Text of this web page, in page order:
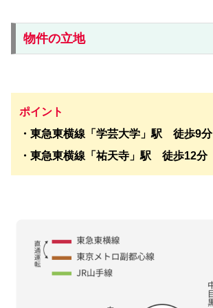
物件の立地
ポイント
・東急東横線「学芸大学」駅 徒歩9分
・東急東横線「祐天寺」駅 徒歩12分